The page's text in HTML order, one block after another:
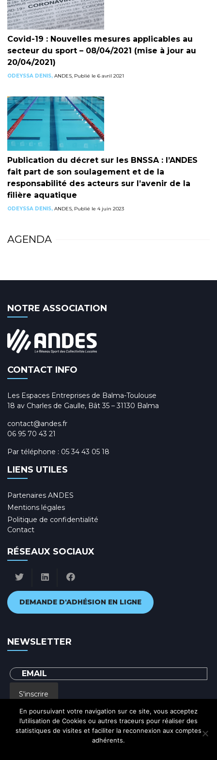
Covid-19 : Nouvelles mesures applicables au
secteur du sport – 08/04/2021 (mise à jour au
20/04/2021)
ODEYSSA DENIS, ANDES, Publié le 6 avril 2021
Publication du décret sur les BNSSA : l’ANDES
fait part de son soulagement et de la
responsabilité des acteurs sur l’avenir de la
filière aquatique
ODEYSSA DENIS, ANDES, Publié le 4 juin 2023
AGENDA
NOTRE ASSOCIATION
CONTACT INFO
Les Espaces Entreprises de Balma-Toulouse
18 av Charles de Gaulle, Bât 35 – 31130 Balma
contact@andes.fr
06 95 70 43 21
Par téléphone : 05 34 43 05 18
LIENS UTILES
Partenaires ANDES
Mentions légales
Politique de confidentialité
Contact
RÉSEAUX SOCIAUX
DEMANDE D'ADHÉSION EN LIGNE
NEWSLETTER
S'inscrire
En renseignant votre adresse email, vous acceptez de recevoir par courrier
electronique notre lettre d'information et vous prenez connaissance de notre
En poursuivant votre navigation sur ce site, vous acceptez
l’utilisation de Cookies ou autres traceurs pour réaliser des
statistiques de visites et faciliter la reconnexion aux comptes
adhérents.